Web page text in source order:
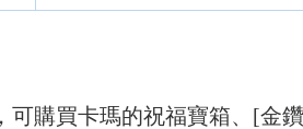
購買卡瑪的祝福寶箱、[金